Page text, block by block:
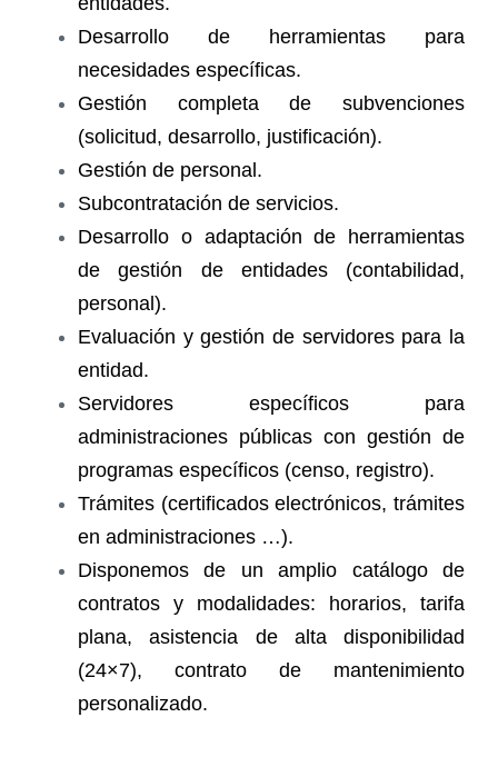
Desarrollo de herramientas para
necesidades específicas.
Gestión completa de subvenciones
(solicitud, desarrollo, justificación).
Gestión de personal.
Subcontratación de servicios.
Desarrollo o adaptación de herramientas
de gestión de entidades (contabilidad,
personal).
Evaluación y gestión de servidores para la
entidad.
Servidores específicos para
administraciones públicas con gestión de
programas específicos (censo, registro).
Trámites (certificados electrónicos, trámites
en administraciones …).
Disponemos de un amplio catálogo de
contratos y modalidades: horarios, tarifa
plana, asistencia de alta disponibilidad
(24×7), contrato de mantenimiento
personalizado.